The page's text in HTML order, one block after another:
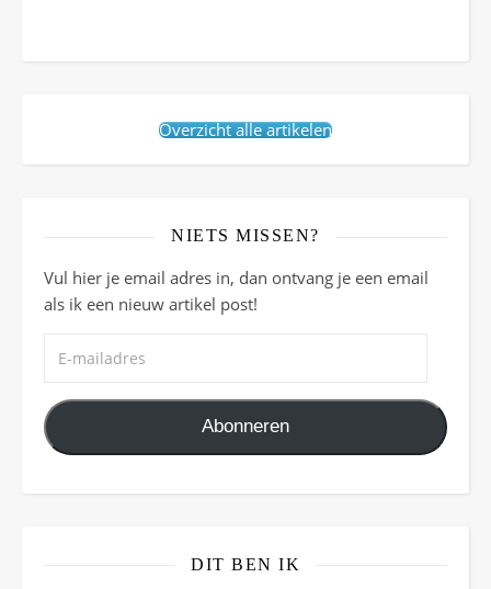
Overzicht alle artikelen
NIETS MISSEN?
Vul hier je email adres in, dan ontvang je een email
als ik een nieuw artikel post!
Abonneren
DIT BEN IK